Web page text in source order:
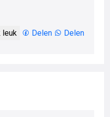
leuk Delen Delen